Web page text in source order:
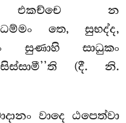
එකච්චෙ න
තෙ, සුභද්ද,
සුණාහි සාධුකං
(දී. නි.
වාදෙ ඨපෙත්වා